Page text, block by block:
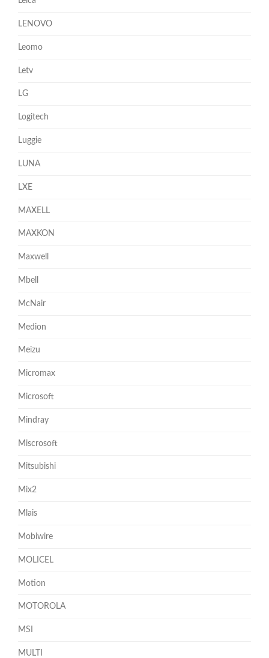
LENOVO
Leomo
Letv
LG
Logitech
Luggie
LUNA
LXE
MAXELL
MAXKON
Maxwell
Mbell
McNair
Medion
Meizu
Micromax
Microsoft
Mindray
Miscrosoft
Mitsubishi
Mix2
Mlais
Mobiwire
MOLICEL
Motion
MOTOROLA
MSI
MULTI